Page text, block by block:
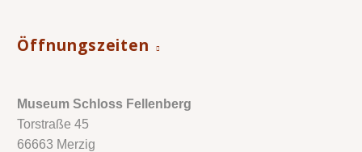
Öffnungszeiten
Museum Schloss Fellenberg
Torstraße 45
66663 Merzig